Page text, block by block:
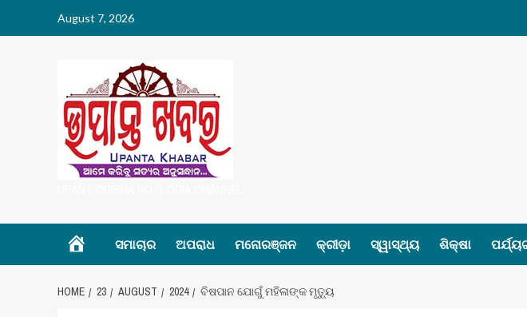
August 7, 2026
Homeସମାଚାର ଅପରାଧ ମନୋରଞ୍ଜନ କ୍ରୀଡ଼ା ସ୍ୱାସ୍ଥ୍ୟ ଶିକ୍ଷା
HOME 23 AUGUST 2024 ବିଷପାନ ଯୋଗୁଁ ମହିଳାଙ୍କ ମୃତ୍ୟୁ